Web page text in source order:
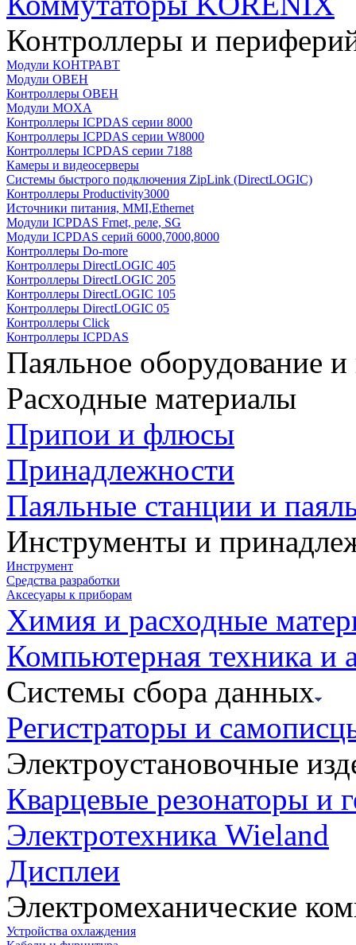
Контроллеры и
Модули КОНТРАВТ
Модули ОВЕН
Контроллеры ОВЕН
Модули MOXA
Контроллеры ICPDAS серии 8000
Контроллеры ICPDAS серии W8000
Контроллеры ICPDAS серии 7188
Камеры и видеосерверы
Системы быстрого подключения ZipLink (DirectLOGIC)
Контроллеры Productivity3000
Источники питания, MMI,Ethernet
Модули ICPDAS Frnet, реле, SG
Модули ICPDAS серий 6000,7000,8000
Контроллеры Do-more
Контроллеры DirectLOGIC 405
Контроллеры DirectLOGIC 205
Контроллеры DirectLOGIC 105
Контроллеры DirectLOGIC 05
Контроллеры Click
Контроллеры ICPDAS
Паяльное оборудование
Расходные материалы
Припои и флюсы
Принадлежности
Паяльные станции и
Инструменты и
Инструмент
Средства разработки
Аксесуары к приборам
Химия и расходные
Компьютерная техника и
Системы сбора данных
Регистраторы и
Электроустановочные
Кварцевые резонаторы и
Электротехника Wieland
Дисплеи
Электромеханические
Устройства охлаждения